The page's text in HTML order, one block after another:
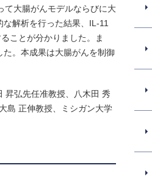
て大腸がんモデルならびに大
解析を行った結果、IL-11
ことが分かりました。ま
。本成果は大腸がんを制御
昇弘先任准教授、八木田 秀
島 正伸教授、ミシガン大学